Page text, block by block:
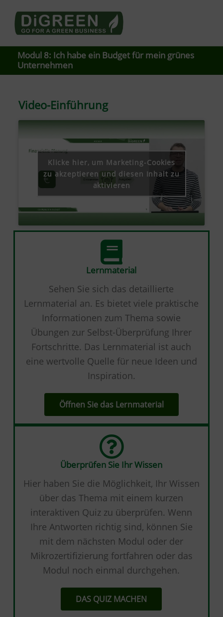
Modul 8: Ich habe ein Budget für mein grünes
Unternehmen
Video-Einführung
Klicke hier, um Marketing-Cookies
zu akzeptieren und diesen Inhalt zu
aktivieren
Lernmaterial
Sehen Sie sich das detaillierte
Lernmaterial an. Es bietet viele praktische
Informationen zum Thema sowie
Übungen zur Selbst-Überprüfung Ihrer
Fortschritte. Das Lernmaterial ist auch
eine wertvolle Quelle für neue Ideen und
Inspiration.
Öffnen Sie das Lernmaterial
Überprüfen Sie Ihr Wissen
Hier haben Sie die Möglichkeit, Ihr Wissen
über das Thema mit einem kurzen
interaktiven Quiz zu überprüfen. Wenn
Ihre Antworten richtig sind, können Sie
mit dem nächsten Modul oder der
Mikrozertifizierung fortfahren oder das
Modul noch einmal durchgehen.
DAS QUIZ MACHEN